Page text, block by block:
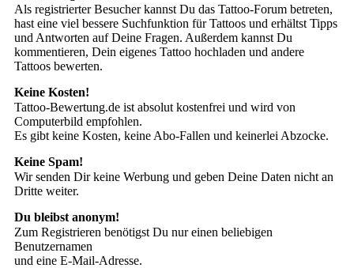
Als registrierter Besucher kannst Du das Tattoo-Forum betreten,
hast eine viel bessere Suchfunktion für Tattoos und erhältst Tipps
und Antworten auf Deine Fragen. Außerdem kannst Du
kommentieren, Dein eigenes Tattoo hochladen und andere
Tattoos bewerten.
Keine Kosten!
Tattoo-Bewertung.de ist absolut kostenfrei und wird von
Computerbild empfohlen.
Es gibt keine Kosten, keine Abo-Fallen und keinerlei Abzocke.
Keine Spam!
Wir senden Dir keine Werbung und geben Deine Daten nicht an
Dritte weiter.
Du bleibst anonym!
Zum Registrieren benötigst Du nur einen beliebigen
Benutzernamen
und eine E-Mail-Adresse.